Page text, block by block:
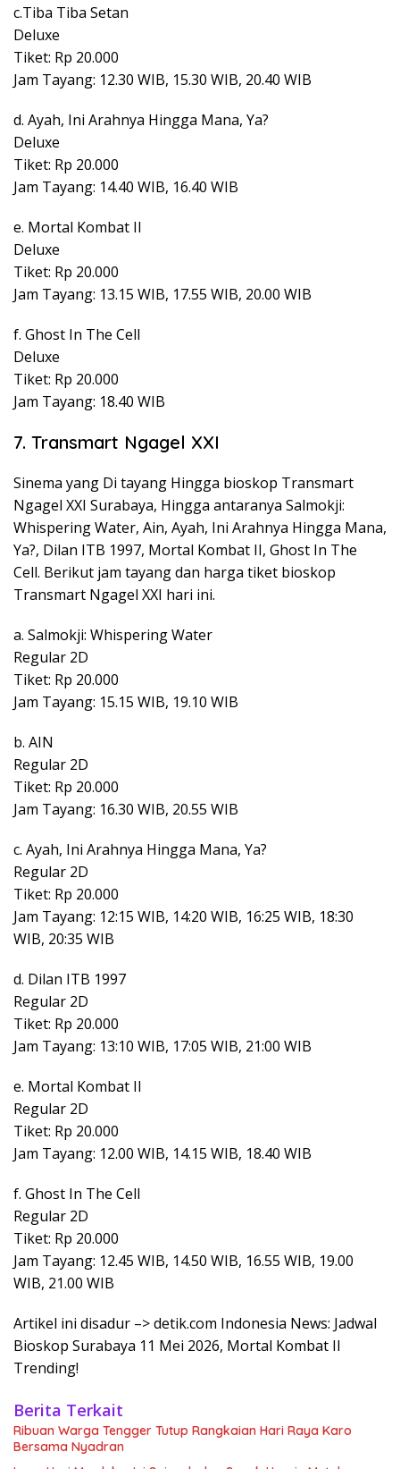
c.Tiba Tiba Setan
Deluxe
Tiket: Rp 20.000
Jam Tayang: 12.30 WIB, 15.30 WIB, 20.40 WIB
d. Ayah, Ini Arahnya Hingga Mana, Ya?
Deluxe
Tiket: Rp 20.000
Jam Tayang: 14.40 WIB, 16.40 WIB
e. Mortal Kombat II
Deluxe
Tiket: Rp 20.000
Jam Tayang: 13.15 WIB, 17.55 WIB, 20.00 WIB
f. Ghost In The Cell
Deluxe
Tiket: Rp 20.000
Jam Tayang: 18.40 WIB
7. Transmart Ngagel XXI
Sinema yang Di tayang Hingga bioskop Transmart
Ngagel XXI Surabaya, Hingga antaranya Salmokji:
Whispering Water, Ain, Ayah, Ini Arahnya Hingga Mana,
Ya?, Dilan ITB 1997, Mortal Kombat II, Ghost In The
Cell. Berikut jam tayang dan harga tiket bioskop
Transmart Ngagel XXI hari ini.
a. Salmokji: Whispering Water
Regular 2D
Tiket: Rp 20.000
Jam Tayang: 15.15 WIB, 19.10 WIB
b. AIN
Regular 2D
Tiket: Rp 20.000
Jam Tayang: 16.30 WIB, 20.55 WIB
c. Ayah, Ini Arahnya Hingga Mana, Ya?
Regular 2D
Tiket: Rp 20.000
Jam Tayang: 12:15 WIB, 14:20 WIB, 16:25 WIB, 18:30
WIB, 20:35 WIB
d. Dilan ITB 1997
Regular 2D
Tiket: Rp 20.000
Jam Tayang: 13:10 WIB, 17:05 WIB, 21:00 WIB
e. Mortal Kombat II
Regular 2D
Tiket: Rp 20.000
Jam Tayang: 12.00 WIB, 14.15 WIB, 18.40 WIB
f. Ghost In The Cell
Regular 2D
Tiket: Rp 20.000
Jam Tayang: 12.45 WIB, 14.50 WIB, 16.55 WIB, 19.00
WIB, 21.00 WIB
Artikel ini disadur –> detik.com Indonesia News: Jadwal
Bioskop Surabaya 11 Mei 2026, Mortal Kombat II
Trending!
Berita Terkait
Ribuan Warga Tengger Tutup Rangkaian Hari Raya Karo
Bersama Nyadran